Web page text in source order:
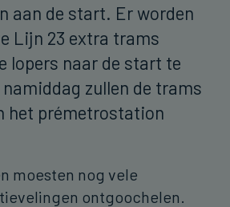
aan de start. Er worden
Lijn 23 extra trams
lopers naar de start te
zullen de trams
het prémetrostation
moesten nog vele
ontgoochelen.